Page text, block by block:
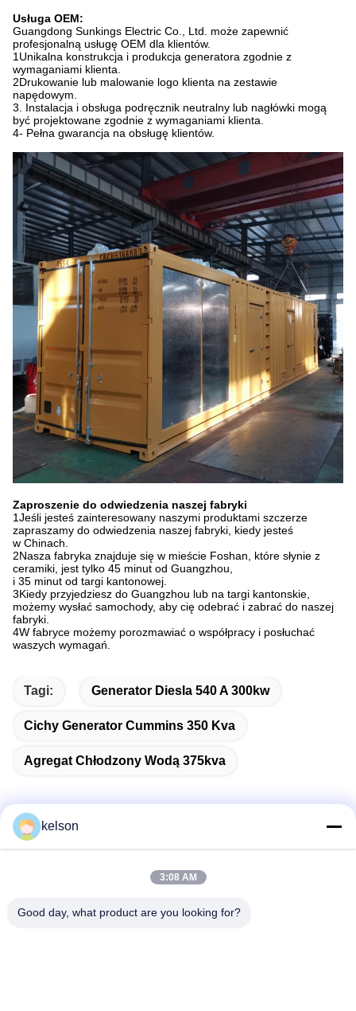
Usługa OEM:
Guangdong Sunkings Electric Co., Ltd. może zapewnić
profesjonalną usługę OEM dla klientów.
1Unikalna konstrukcja i produkcja generatora zgodnie z
wymaganiami klienta.
2Drukowanie lub malowanie logo klienta na zestawie
napędowym.
3. Instalacja i obsługa podręcznik neutralny lub nagłówki mogą
być projektowane zgodnie z wymaganiami klienta.
4- Pełna gwarancja na obsługę klientów.
Zaproszenie do odwiedzenia naszej fabryki
1Jeśli jesteś zainteresowany naszymi produktami szczerze
zapraszamy do odwiedzenia naszej fabryki, kiedy jesteś
w Chinach.
2Nasza fabryka znajduje się w mieście Foshan, które słynie z
ceramiki, jest tylko 45 minut od Guangzhou,
i 35 minut od targi kantonowej.
3Kiedy przyjedziesz do Guangzhou lub na targi kantonskie,
możemy wysłać samochody, aby cię odebrać i zabrać do naszej
fabryki.
4W fabryce możemy porozmawiać o współpracy i posłuchać
waszych wymagań.
Tagi: Generator Diesla 540 A 300kw
Cichy Generator Cummins 350 Kva
Agregat Chłodzony Wodą 375kva
Nr 1, Xinglong 2nd Road, Guanglong Industrial Zone,
kelson
3:08 AM
Good day, what product are you looking for?